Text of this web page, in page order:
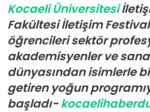
s
a
g
ö
d
e
r
Kocaeli Üniversitesi
Fakültesi İletişim
öğrencileri sektör
akademisyenler ve
dünyasından isimlerle
getiren yoğun
başladı-